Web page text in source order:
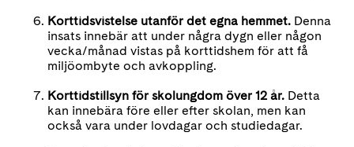
Korttidsvistelse utanför det egna hemmet. Denna
insats innebär att under några dygn eller någon
vecka/månad vistas på korttidshem för att få
miljöombyte och avkoppling.
Korttidstillsyn för skolungdom över 12 år. Detta
kan innebära före eller efter skolan, men kan
också vara under lovdagar och studiedagar.